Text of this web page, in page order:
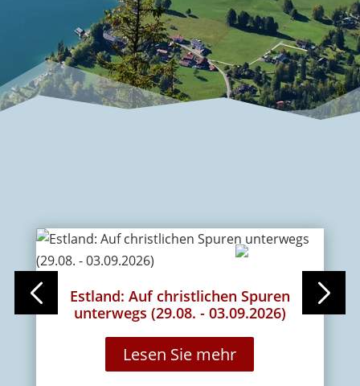
Estland: Auf christlichen Spuren
unterwegs (29.08. - 03.09.2026)
Lesen Sie mehr